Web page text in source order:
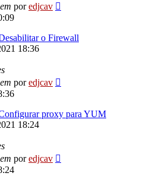
poredjcav
o Firewall
18:36
poredjcav
proxy para YUM
18:24
poredjcav